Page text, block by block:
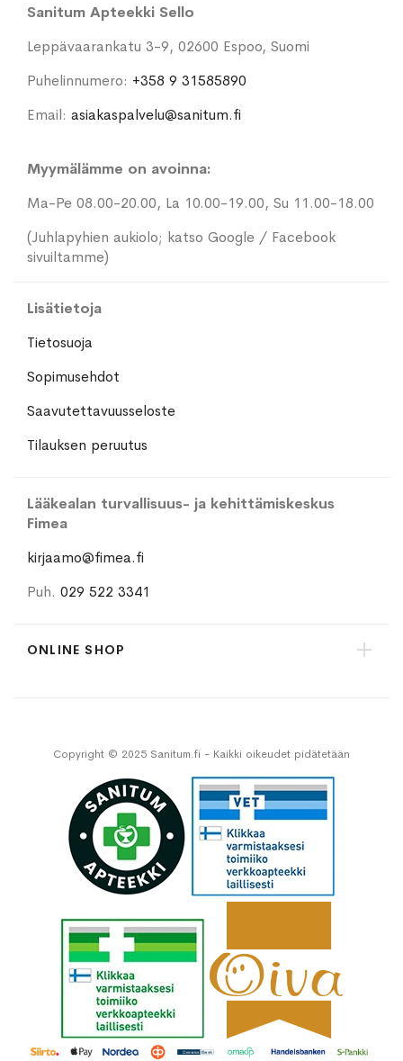
Sanitum Apteekki Sello
Leppävaarankatu 3-9, 02600 Espoo, Suomi
Puhelinnumero: +358 9 31585890
Email: asiakaspalvelu@sanitum.fi
Myymälämme on avoinna:
Ma-Pe 08.00-20.00, La 10.00-19.00, Su 11.00-18.00
(Juhlapyhien aukiolo; katso Google / Facebook
sivuiltamme)
Lisätietoja
Tietosuoja
Sopimusehdot
Saavutettavuusseloste
Tilauksen peruutus
Lääkealan turvallisuus- ja kehittämiskeskus
Fimea
kirjaamo@fimea.fi
Puh. 029 522 3341
ONLINE SHOP
Copyright © 2025 Sanitum.fi - Kaikki oikeudet pidätetään